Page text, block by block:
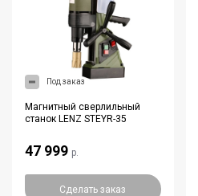
Под заказ
Магнитный сверлильный
станок LENZ STEYR-35
47 999 р.
Сделать заказ